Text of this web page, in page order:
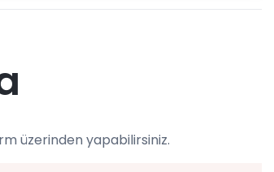
üzerinden yapabilirsiniz.